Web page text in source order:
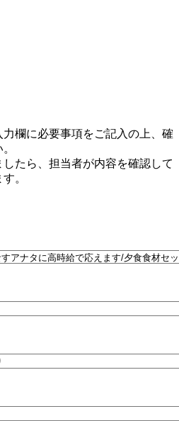
欄に必要事項をご記入の上、確
たら、担当者が内容を確認して
。